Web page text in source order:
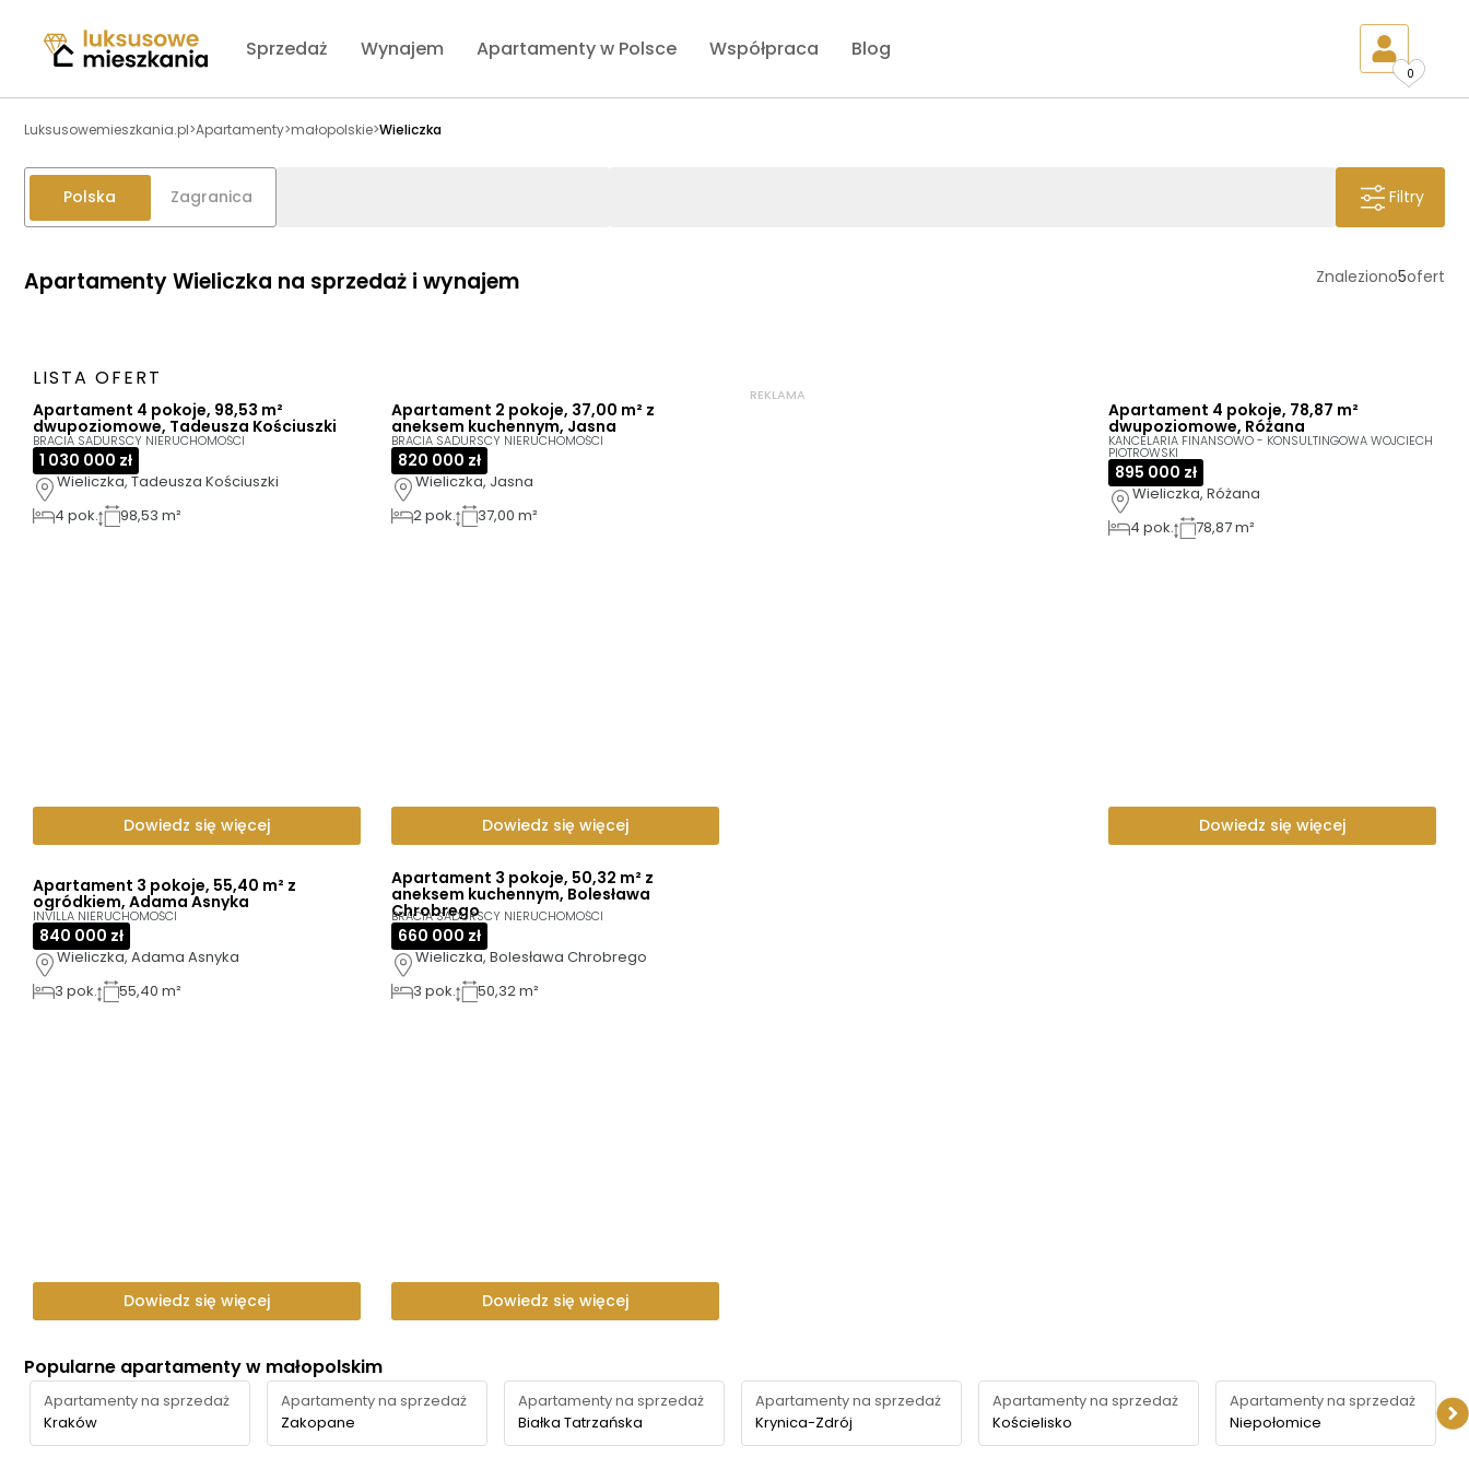
Sprzedaż Wynajem Apartamenty w Polsce Współpraca Blog
0
Luksusowemieszkania.pl>Apartamenty>małopolskie>Wieliczka
Polska Zagranica Filtry
Apartamenty Wieliczka na sprzedaż i wynajem Znaleziono5ofert
LISTA OFERT
Apartament 4 pokoje, 98,53 m²
dwupoziomowe, Tadeusza Kościuszki
BRACIA SADURSCY NIERUCHOMOŚCI
1 030 000 zł
Wieliczka, Tadeusza Kościuszki
4 pok. 98,53 m²
Dowiedz się więcej
Apartament 2 pokoje, 37,00 m² z
aneksem kuchennym, Jasna
BRACIA SADURSCY NIERUCHOMOŚCI
820 000 zł
Wieliczka, Jasna
2pok. 37,00 m²
Dowiedz się więcej
REKLAMA
Apartament 4 pokoje, 78,87 m²
dwupoziomowe, Różana
KANCELARIA FINANSOWO - KONSULTINGOWA WOJCIECH
PIOTROWSKI
895 000 zł
Wieliczka, Różana
4 pok. 78,87 m²
Dowiedz się więcej
Apartament 3 pokoje, 55,40 m² z
ogródkiem, Adama Asnyka
INVILLA NIERUCHOMOŚCI
840 000 zł
Wieliczka, Adama Asnyka
3 pok. 55,40 m²
Dowiedz się więcej
Apartament 3 pokoje, 50,32 m² z
aneksem kuchennym, Bolesława
Chrobrego
BRACIA SADURSCY NIERUCHOMOŚCI
660 000 zł
Wieliczka, Bolesława Chrobrego
3 pok. 50,32 m²
Dowiedz się więcej
Popularne apartamenty w małopolskim
Apartamenty na sprzedaż
Kraków
Apartamenty na sprzedaż
Zakopane
Apartamenty na sprzedaż
Białka Tatrzańska
Apartamenty na sprzedaż
Krynica-Zdrój
Apartamenty na sprzedaż
Kościelisko
Apartamenty na sprzedaż
Niepołomice